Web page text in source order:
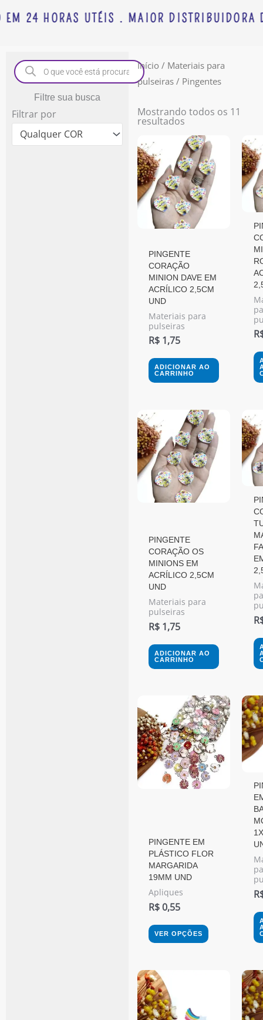
24 HORAS UTÉIS . MAIOR DISTRIBUIDORA
Pesquisar
produtos
Filtre sua busca
Filtrar por
Qualquer COR
Início / Materiais para
pulseiras / Pingentes
Mostrando todos os 11
resultados
PINGENTE
CORAÇÃO
MINION DAVE EM
ACRÍLICO 2,5CM
UND
Materiais para
pulseiras
R$ 1,75
ADICIONAR AO
CARRINHO
PINGENTE
CORAÇÃO OS
MINIONS EM
ACRÍLICO 2,5CM
UND
Materiais para
pulseiras
R$ 1,75
ADICIONAR AO
CARRINHO
PINGENTE EM
PLÁSTICO FLOR
MARGARIDA
19MM UND
Apliques
R$0,55
VER OPÇÕES
produto
tem
várias
variantes.
ser
escolhidas
na
página
do
produto